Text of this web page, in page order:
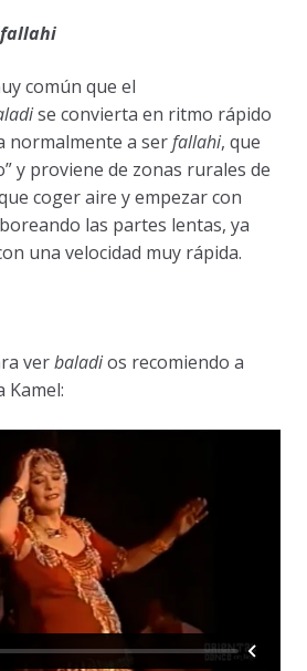
fallahi
común que el
se convierta en ritmo rápido
normalmente a serfallahi, que
y proviene de zonas rurales de
coger aire y empezar con
las partes lentas, ya
una velocidad muy rápida.
verbaladios recomiendo a
Kamel: